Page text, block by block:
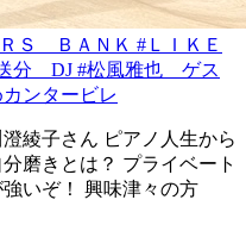
Ｓ ＢＡＮＫ #ＬＩＫＥ
送分 DJ #松風雅也 ゲス
カンタービレ
綾子さん ピアノ人生から
磨きとは？ プライベート
いぞ！ 興味津々の方